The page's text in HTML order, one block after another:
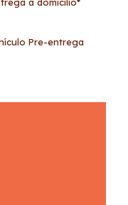
Pre-entrega